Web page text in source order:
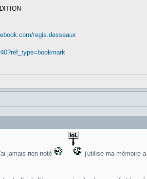
regis.desseaux
jamais rien noté j'utilise ma mémoire